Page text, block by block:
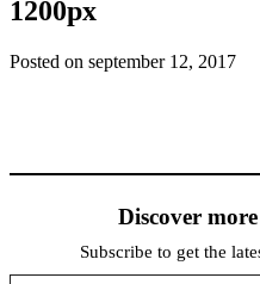
1200px
Posted on september 12, 2017
Discover
Subscribe to get the
Type your email…